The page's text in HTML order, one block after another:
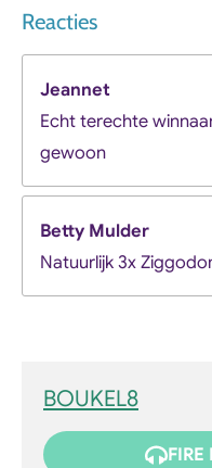
Reacties
Jeannet
Echt terechte
gewoon
Betty Mulder
Natuurlijk 3x
BOUKEL8
FIRE